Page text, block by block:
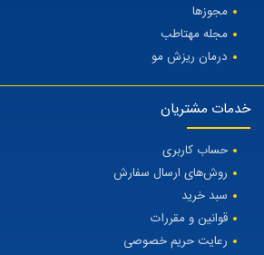
مجوزها
مجله مهتاطب
درمان ریزش مو
خدمات مشتریان
حساب کاربری
روش‌های ارسال سفارش
سبد خرید
قوانین و مقررات
رعایت حریم خصوصی